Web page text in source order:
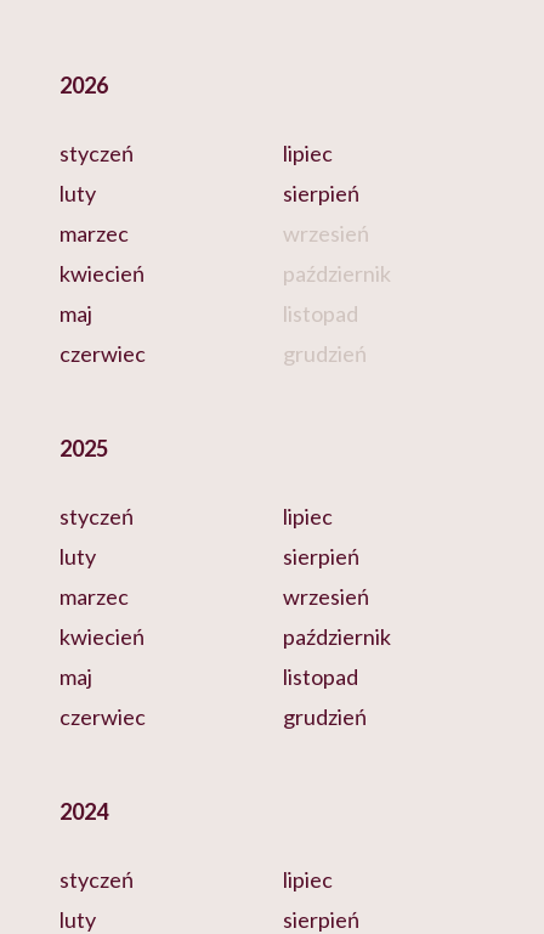
2026
styczeń
luty
marzec
kwiecień
maj
czerwiec
lipiec
sierpień
wrzesień
październik
listopad
grudzień
2025
styczeń
luty
marzec
kwiecień
maj
czerwiec
lipiec
sierpień
wrzesień
październik
listopad
grudzień
2024
styczeń
luty
lipiec
sierpień